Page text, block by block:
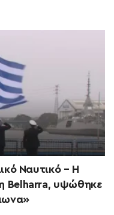
Ναυτικό – Η
Belharra, υψώθηκε